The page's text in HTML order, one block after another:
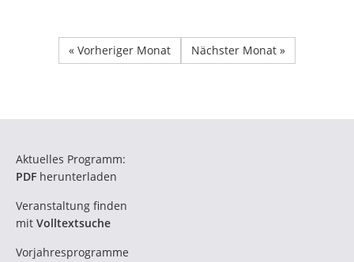
« Vorheriger Monat Nächster Monat »
Aktuelles Programm:
PDF herunterladen
Veranstaltung finden
mit Volltextsuche
Vorjahresprogramme